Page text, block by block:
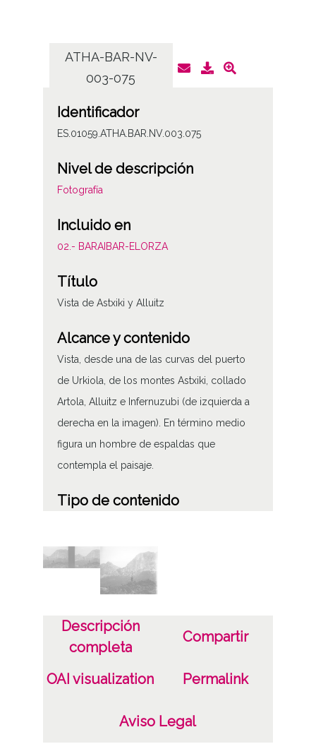
ATHA-BAR-NV-
003-075
Identificador
ES.01059.ATHA.BAR.NV.003.075
Nivel de descripción
Fotografía
Incluido en
02.- BARAIBAR-ELORZA
Título
Vista de Astxiki y Alluitz
Alcance y contenido
Vista, desde una de las curvas del puerto
de Urkiola, de los montes Astxiki, collado
Artola, Alluitz e Infernuzubi (de izquierda a
derecha en la imagen). En término medio
figura un hombre de espaldas que
contempla el paisaje.
Tipo de contenido
Soporte
Placa de vidrio
19100101
19301231
1910 a 1930 (Atribuida)
Descripción
completa
Compartir
OAI visualization Permalink
Aviso Legal